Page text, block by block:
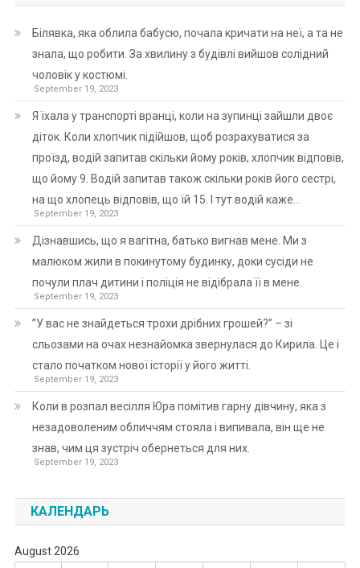
Білявка, яка облила бабусю, почала кричати на неї, а та не
знала, що робити. За хвилину з будівлі вийшов солідний
чоловік у костюмі.
September 19, 2023
Я їхала у транспорті вранці, коли на зупинці зайшли двоє
діток. Коли хлопчик підійшов, щоб розрахуватися за
проїзд, водій запитав скільки йому років, хлопчик відповів,
що йому 9. Водій запитав також скільки років його сестрі,
на що хлопець відповів, що їй 15. І тут водій каже…
September 19, 2023
Дізнавшись, що я вагітна, батько вигнав мене. Ми з
малюком жили в покинутому будинку, доки сусіди не
почули плач дитини і поліція не відібрала її в мене.
September 19, 2023
”У вас не знайдеться трохи дрібних грошей?” – зі
сльозами на очах незнайомка звернулася до Кирила. Це і
стало початком нової історії у його житті.
September 19, 2023
Коли в розпал весілля Юра помітив гарну дівчину, яка з
незадоволеним обличчям стояла і випивала, він ще не
знав, чим ця зустріч обернеться для них.
September 19, 2023
КАЛЕНДАРЬ
August 2026